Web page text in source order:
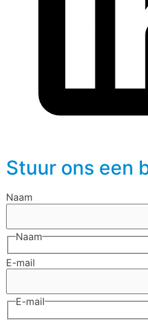
Stuur ons een
Naam
Naam
E-mail
E-mail